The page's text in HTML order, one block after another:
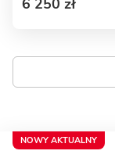
6 250 zł
NOWY AKTUALNY